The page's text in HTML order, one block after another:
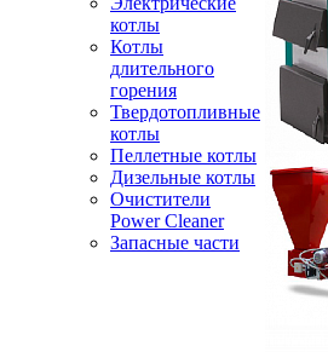
котлы
Котлы
длительного
горения
Твердотопливные
котлы
Пеллетные котлы
Дизельные котлы
Очистители
Power Cleaner
Запасные части